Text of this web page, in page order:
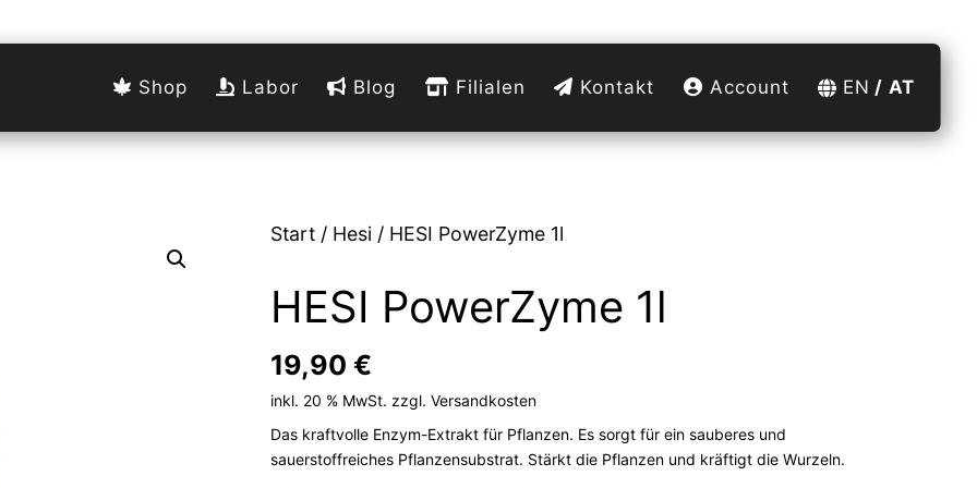
Shop Labor Blog Filialen Kontakt Account EN AT
Start/ Hesi / HESI PowerZyme 1l
HESI PowerZyme 1l
19,90 €
inkl. 20 % MwSt. zzgl. Versandkosten
Das kraftvolle Enzym-Extrakt für Pflanzen. Es sorgt für ein sauberes und
sauerstoffreiches Pflanzensubstrat. Stärkt die Pflanzen und kräftigt die Wurzeln.